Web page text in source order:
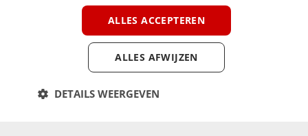
voorbehouden
ALLES ACCEPTEREN
ALLES AFWIJZEN
DETAILS WEERGEVEN